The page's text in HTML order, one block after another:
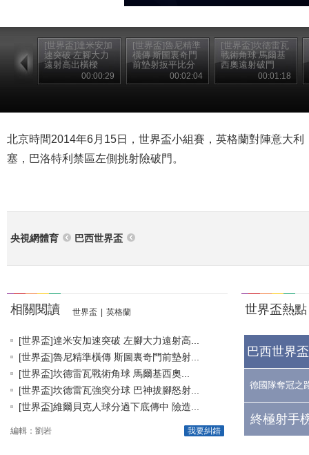
[世界盃]達米安加
速突破 左腳大力
遠射高出橫樑
00:00:29
[世界盃]魯尼精準
橫傳 斯圖裏奇門
前墊射扳平比分
00:02:04
[世界盃]坎德雷瓦
戰術角球 馬爾基
西奧遠射破門
00:01:18
北京時間2014年6月15日，世界盃小組賽，英格蘭對陣意大
塞，巴洛特利禁區左側挑射險破門。
央視網體育 巴西世界盃
相關閱讀 世界盃 英格蘭
[世界盃]達米安加速突破 左腳大力遠射高...
[世界盃]魯尼精準橫傳 斯圖裏奇門前墊射...
[世界盃]坎德雷瓦戰術角球 馬爾基西奧...
[世界盃]坎德雷瓦強突分球 巴神拔腳怒射...
[世界盃]維爾貝克人球分過下底傳中 險造...
我要糾錯
編輯：劉岩
世界盃熱點
巴西世界
德國隊奪冠之
終極射手